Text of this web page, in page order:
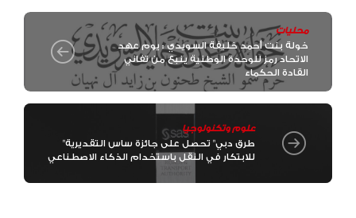
محليات
خولة بنت أحمد خليفة السويدي : يوم عهد
الاتحاد رمز للوحدة الوطنية ينبع من تفاني
القادة الحكماء
علوم وتكنولوجيا
"طرق دبي" تحصل على جائزة ساس التقديرية
للابتكار في النقل باستخدام الذكاء الاصطناعي